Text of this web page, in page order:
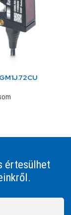
értesülhet